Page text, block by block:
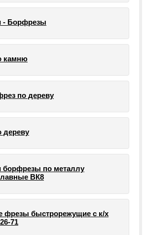
- Борфрезы
камню
по дереву
дереву
по металлу
ВК8
фрезы быстрорежущие с к/х
71